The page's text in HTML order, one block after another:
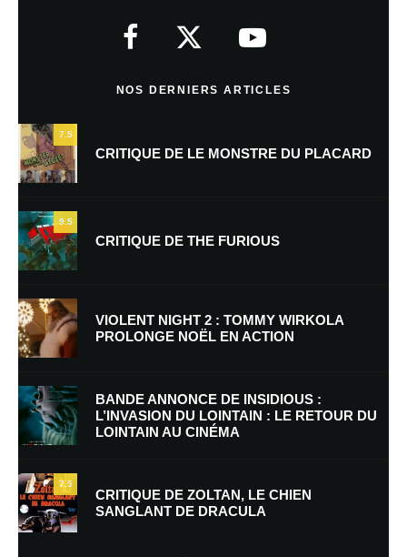
Nom*
E-mail
Enregistrer mon nom, mon e-mail et mon site dans le navigateur pour
mon prochain commentaire.
Prévenez-moi de tous les nouveaux commentaires par e-mail.
Prévenez-moi de tous les nouveaux articles par e-mail.
NOS DERNIERS ARTICLES
7.5
CRITIQUE DE LE MONSTRE DU PLACARD
9.5
CRITIQUE DE THE FURIOUS
VIOLENT NIGHT 2 : TOMMY WIRKOLA
PROLONGE NOËL EN ACTION
BANDE ANNONCE DE INSIDIOUS :
L’INVASION DU LOINTAIN : LE RETOUR DU
LOINTAIN AU CINÉMA
7.5
CRITIQUE DE ZOLTAN, LE CHIEN
SANGLANT DE DRACULA